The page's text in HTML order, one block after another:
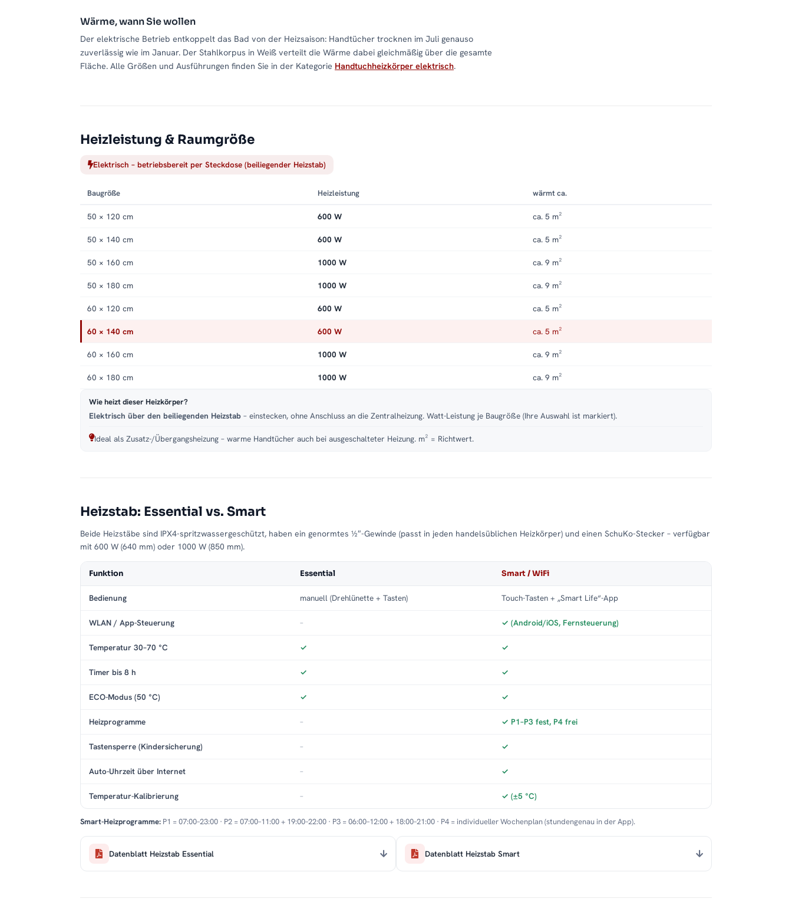
Wärme, wann Sie wollen
Der elektrische Betrieb entkoppelt das Bad von der Heizsaison: Handtücher trocknen im Juli genauso
zuverlässig wie im Januar. Der Stahlkorpus in Weiß verteilt die Wärme dabei gleichmäßig über die gesamte
Fläche. Alle Größen und Ausführungen finden Sie in der Kategorie Handtuchheizkörper elektrisch.
Heizleistung & Raumgröße
Elektrisch – betriebsbereit per Steckdose (beiliegender Heizstab)
Baugröße Heizleistung wärmt ca.
50 × 120 cm 600 W ca. 5 m²
50 × 140 cm 600 W ca. 5 m²
50 × 160 cm 1000 W ca. 9 m²
50 × 180 cm 1000 W ca. 9 m²
60 × 120 cm 600 W ca. 5 m²
60 × 140 cm 600 W ca. 5 m²
60 × 160 cm 1000 W ca. 9 m²
60 × 180 cm 1000 W ca. 9 m²
Wie heizt dieser Heizkörper?
Elektrisch über den beiliegenden Heizstab – einstecken, ohne Anschluss an die Zentralheizung. Watt-Leistung je Baugröße (Ihre Auswahl ist markiert).
Ideal als Zusatz-/Übergangsheizung – warme Handtücher auch bei ausgeschalteter Heizung. m² = Richtwert.
Heizstab: Essential vs. Smart
Beide Heizstäbe sind IPX4-spritzwassergeschützt, haben ein genormtes ½″-Gewinde (passt in jeden handelsüblichen Heizkörper) und einen SchuKo-Stecker – verfügbar
mit 600 W (640 mm) oder 1000 W (850 mm).
Funktion Essential Smart / WiFi
Bedienung manuell (Drehlünette + Tasten) Touch-Tasten + „Smart Life“-App
WLAN / App-Steuerung – ✓ (Android/iOS, Fernsteuerung)
Temperatur 30–70 °C ✓ ✓
Timer bis 8 h ✓ ✓
ECO-Modus (50 °C) ✓ ✓
Heizprogramme – ✓ P1–P3 fest, P4 frei
Tastensperre (Kindersicherung) – ✓
Auto-Uhrzeit über Internet – ✓
Temperatur-Kalibrierung – ✓ (±5 °C)
Smart-Heizprogramme: P1 = 07:00–23:00 · P2 = 07:00–11:00 + 19:00–22:00 · P3 = 06:00–12:00 + 18:00–21:00 · P4 = individueller Wochenplan (stundengenau in der App).
Datenblatt Heizstab Essential Datenblatt Heizstab Smart